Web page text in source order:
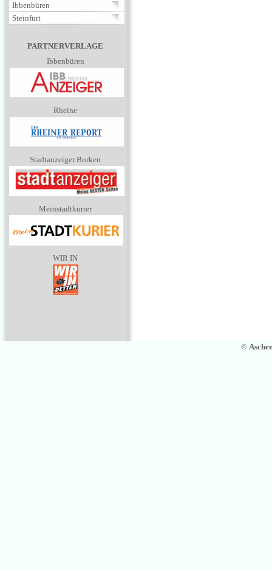
Ibbenbüren
Steinfurt
PARTNERVERLAGE
Ibbenbüren
Rheine
Stadtanzeiger Borken
Meinstadtkurier
WIR IN
©